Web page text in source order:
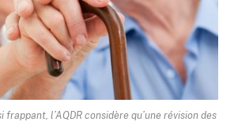
frappant, l’AQDR considère qu’une révision des